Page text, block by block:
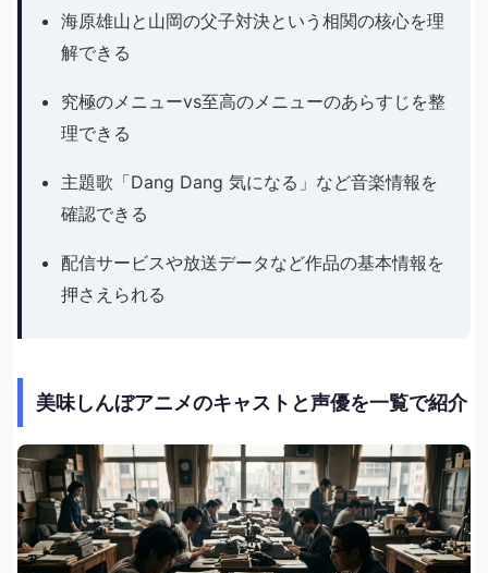
海原雄山と山岡の父子対決という相関の核心を理
解できる
究極のメニューvs至高のメニューのあらすじを整
理できる
主題歌「Dang Dang 気になる」など音楽情報を
確認できる
配信サービスや放送データなど作品の基本情報を
押さえられる
美味しんぼアニメのキャストと声優を一覧で紹介